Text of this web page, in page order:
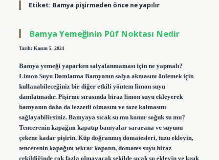
Etiket: Bamya pişirmeden önce ne yapılır
Bamya Yemeğinin Püf Noktası Nedir
Tarih: Kasım 5, 2024
Bamya yemeği yaparken salyalanmaması için ne yapmalı?
Limon Suyu Damlatma Bamyanın salya akmasını önlemek için
kullanabileceğiniz bir diğer etkili yöntem limon suyu
damlatmadır. Pişirme sırasında biraz limon suyu ekleyerek
bamyanın daha da lezzetli olmasını ve taze kalmasını
sağlayabilirsiniz. Bamyaya sıcak su mu konur soğuk su mu?
Tencerenin kapağını kapatıp bamyalar sararana ve suyunu
çekene kadar pişirin. Küp doğranmış domatesleri, tuzu ekleyin,
tencerenin kapağını tekrar kapatın, domates suyu biraz
çekildiğinde çok fazla olmayacak şekilde sıcak su ekleyin ve kısık